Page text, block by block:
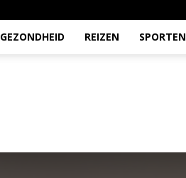
GEZONDHEID REIZEN SPORTEN